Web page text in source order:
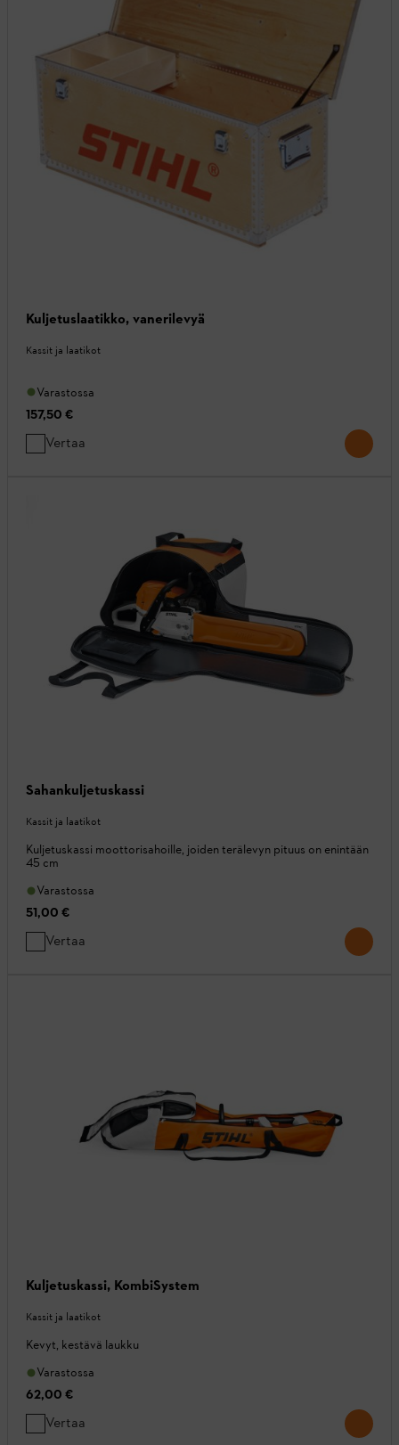
Kuljetuslaatikko, vanerilevyä
Kassit ja laatikot
Varastossa
157,50 €
Vertaa
Sahankuljetuskassi
Kassit ja laatikot
Kuljetuskassi moottorisahoille, joiden terälevyn pituus on enintään
45 cm
Varastossa
51,00 €
Vertaa
Kuljetuskassi, KombiSystem
Kassit ja laatikot
Kevyt, kestävä laukku
Varastossa
62,00 €
Vertaa